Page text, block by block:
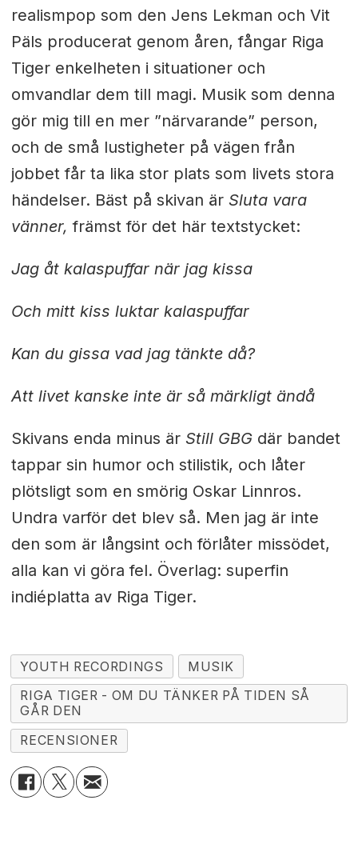
realismpop som den Jens Lekman och Vit
Päls producerat genom åren, fångar Riga
Tiger enkelheten i situationer och
omvandlar dem till magi. Musik som denna
gör mig till en mer ”närvarande” person,
och de små lustigheter på vägen från
jobbet får ta lika stor plats som livets stora
händelser. Bäst på skivan är Sluta vara
vänner,främst för det här textstycket:
Jag åt kalaspuffar när jag kissa
Och mitt kiss luktar kalaspuffar
Kan du gissa vad jag tänkte då?
Att livet kanske inte är så märkligt ändå
Skivans enda minus är Still GBG där bandet
tappar sin humor och stilistik, och låter
plötsligt som en smörig Oskar Linnros.
Undra varför det blev så. Men jag är inte
den som är långsint och förlåter missödet,
alla kan vi göra fel. Överlag: superfin
indiéplatta av Riga Tiger.
YOUTH RECORDINGS
MUSIK
RIGA TIGER - OM DU TÄNKER PÅ TIDEN SÅ
GÅR DEN
RECENSIONER